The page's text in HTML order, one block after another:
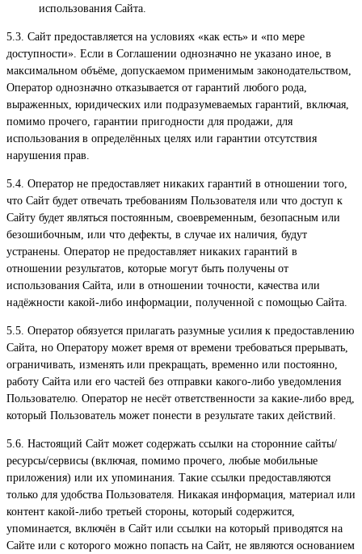
использования Сайта.
5.3. Сайт предоставляется на условиях «как есть» и «по мере
доступности». Если в Соглашении однозначно не указано иное, в
максимальном объёме, допускаемом применимым законодательством,
Оператор однозначно отказывается от гарантий любого рода,
выраженных, юридических или подразумеваемых гарантий, включая,
помимо прочего, гарантии пригодности для продажи, для
использования в определённых целях или гарантии отсутствия
нарушения прав.
5.4. Оператор не предоставляет никаких гарантий в отношении того,
что Сайт будет отвечать требованиям Пользователя или что доступ к
Сайту будет являться постоянным, своевременным, безопасным или
безошибочным, или что дефекты, в случае их наличия, будут
устранены. Оператор не предоставляет никаких гарантий в
отношении результатов, которые могут быть получены от
использования Сайта, или в отношении точности, качества или
надёжности какой-либо информации, полученной с помощью Сайта.
5.5. Оператор обязуется прилагать разумные усилия к предоставлению
Сайта, но Оператору может время от времени требоваться прерывать,
ограничивать, изменять или прекращать, временно или постоянно,
работу Сайта или его частей без отправки какого-либо уведомления
Пользователю. Оператор не несёт ответственности за какие-либо вред,
который Пользователь может понести в результате таких действий.
5.6. Настоящий Сайт может содержать ссылки на сторонние сайты/
ресурсы/сервисы (включая, помимо прочего, любые мобильные
приложения) или их упоминания. Такие ссылки предоставляются
только для удобства Пользователя. Никакая информация, материал или
контент какой-либо третьей стороны, который содержится,
упоминается, включён в Сайт или ссылки на который приводятся на
Сайте или с которого можно попасть на Сайт, не являются основанием